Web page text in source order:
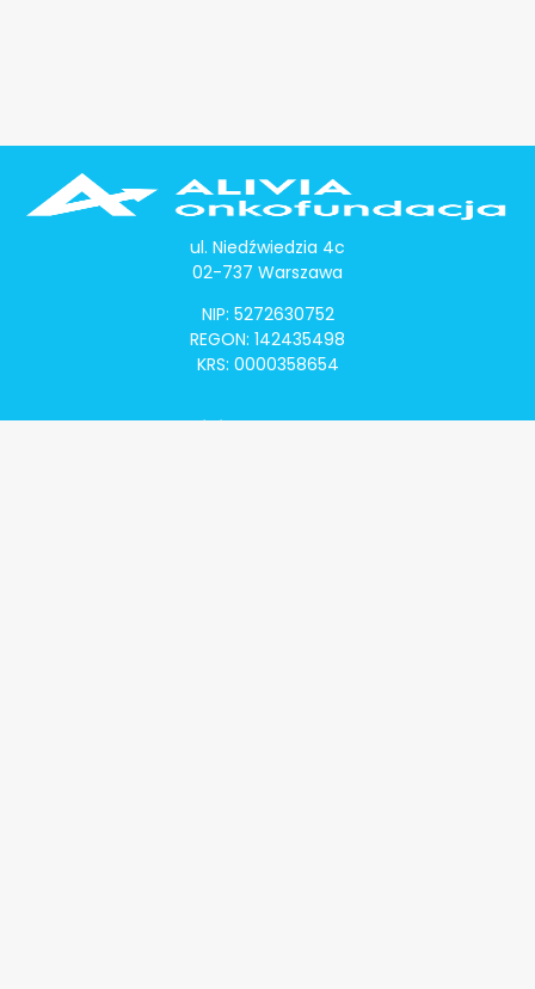
ul. Niedźwiedzia 4c
02-737 Warszawa
NIP: 5272630752
REGON: 142435498
KRS: 0000358654
Alivia Onkomapa